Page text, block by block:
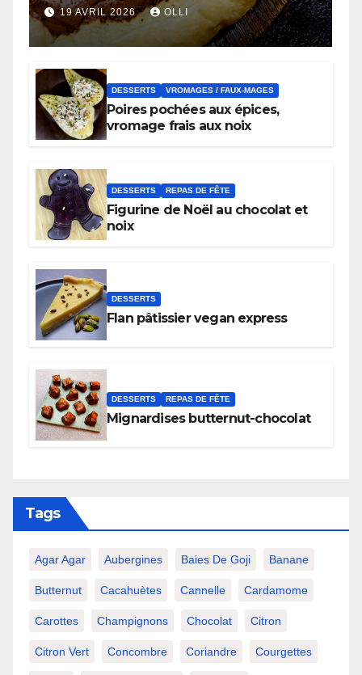
19 AVRIL 2026 OLLI
DESSERTS VROMAGES / FAUX-MAGES
Poires pochées aux épices,
vromage frais aux noix
DESSERTS REPAS DE FÊTE
Figurine de Noël au chocolat et
noix
DESSERTS
Flan pâtissier vegan express
DESSERTS REPAS DE FÊTE
Mignardises butternut-chocolat
Tags
Agar Agar Aubergines Baies De Goji Banane
Butternut Cacahuètes Cannelle Cardamome
Carottes Champignons Chocolat Citron
Citron Vert Concombre Coriandre Courgettes